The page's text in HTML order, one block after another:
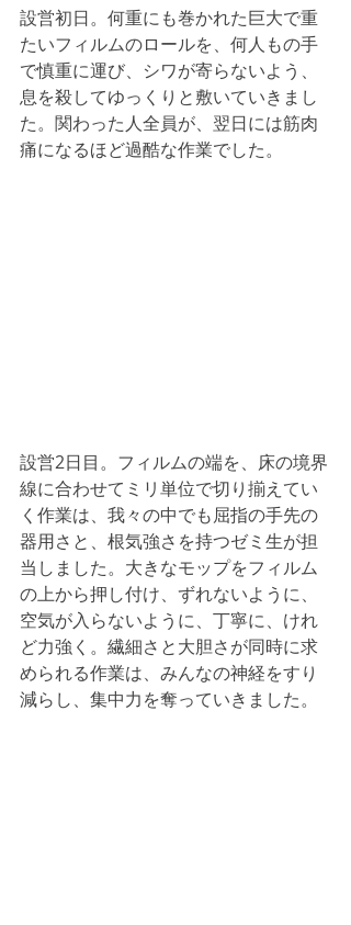
設営初日。何重にも巻かれた巨大で重
たいフィルムのロールを、何人もの手
で慎重に運び、シワが寄らないよう、
息を殺してゆっくりと敷いていきまし
た。関わった人全員が、翌日には筋肉
痛になるほど過酷な作業でした。
設営2日目。フィルムの端を、床の境界
線に合わせてミリ単位で切り揃えてい
く作業は、我々の中でも屈指の手先の
器用さと、根気強さを持つゼミ生が担
当しました。大きなモップをフィルム
の上から押し付け、ずれないように、
空気が入らないように、丁寧に、けれ
ど力強く。繊細さと大胆さが同時に求
められる作業は、みんなの神経をすり
減らし、集中力を奪っていきました。